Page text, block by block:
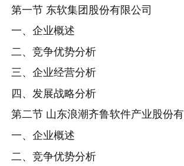
第一节 东软集团股份有限公司
一、企业概述
二、竞争优势分析
三、企业经营分析
四、发展战略分析
第二节 山东浪潮齐鲁软件产业股份
一、企业概述
二、竞争优势分析